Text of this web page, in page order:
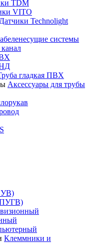
TDM
VITO
Датчики Technolight
системы
гладкая ПВХ
Аксессуары для трубы
Клеммники и